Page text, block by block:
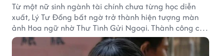
Từ một nữ sinh ngành tài chính chưa từng học diễn
xuất, Lý Tư Đồng bất ngờ trở thành hiện tượng màn
ảnh Hoa ngữ nhờ Thư Tình Gửi Ngoại. Thành công của
bộ phim doanh thu hơn 8.100 tỷ đồng đã mở ra bước
ngoặt lớn trong cuộc đời cô gái sinh năm 2004.